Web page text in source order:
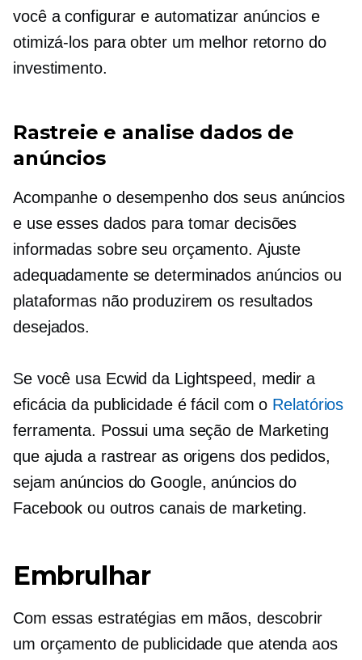
você a configurar e automatizar anúncios e
otimizá-los para obter um melhor retorno do
investimento.
Rastreie e analise dados de
anúncios
Acompanhe o desempenho dos seus anúncios
e use esses dados para tomar decisões
informadas sobre seu orçamento. Ajuste
adequadamente se determinados anúncios ou
plataformas não produzirem os resultados
desejados.
Se você usa Ecwid da Lightspeed, medir a
eficácia da publicidade é fácil com o Relatórios
ferramenta. Possui uma seção de Marketing
que ajuda a rastrear as origens dos pedidos,
sejam anúncios do Google, anúncios do
Facebook ou outros canais de marketing.
Embrulhar
Com essas estratégias em mãos, descobrir
um orçamento de publicidade que atenda aos